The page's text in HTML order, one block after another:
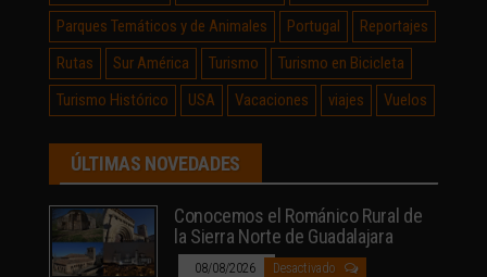
Parques Temáticos y de Animales
Portugal
Reportajes
Rutas
Sur América Turismo
Turismo en Bicicleta
Turismo Histórico
USA Vacaciones viajes Vuelos
ÚLTIMAS NOVEDADES
Conocemos el Románico Rural de
la Sierra Norte de Guadalajara
08/08/2026 Desactivado